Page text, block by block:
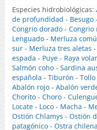
Especies hidrobiológicas:
de profundidad - Besugo -
Congrio dorado - Congrio
Lenguado - Merluza
sur - Merluza tres aletas -
espada - Puye - Raya
Salmón coho - Sardina
española - Tiburón - Tollo
Abalón rojo - Abalón
Chorito - Choro -
Locate - Loco - Macha -
Ostión Chlamys - Ostión
patagónico - Ostra chilena